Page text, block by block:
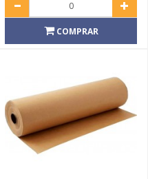
COMPRAR